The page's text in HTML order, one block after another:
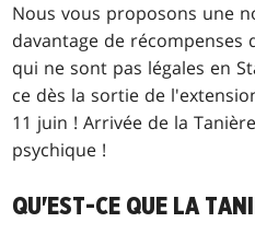
Nous vous proposons une
davantage de récompenses
qui ne sont pas légales en
ce dès la sortie de
11 juin ! Arrivée de la
psychique !
QU'EST-CE QUE LA